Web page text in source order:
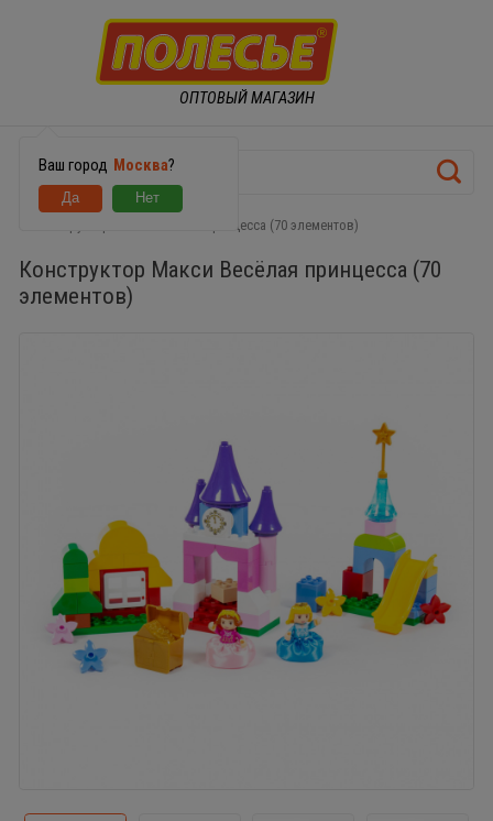
ОПТОВЫЙ МАГАЗИН
Ваш город Москва?
Конструктор Макси Весёлая принцесса (70 элементов)
Конструктор Макси Весёлая принцесса (70
элементов)